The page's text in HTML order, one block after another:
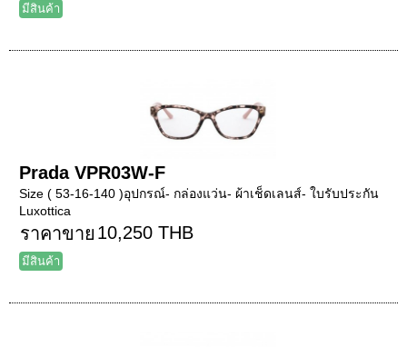
มีสินค้า
Prada VPR03W-F
Size ( 53-16-140 )อุปกรณ์- กล่องแว่น- ผ้าเช็ดเลนส์- ใบรับประกัน
Luxottica
ราคาขาย 10,250 THB
มีสินค้า